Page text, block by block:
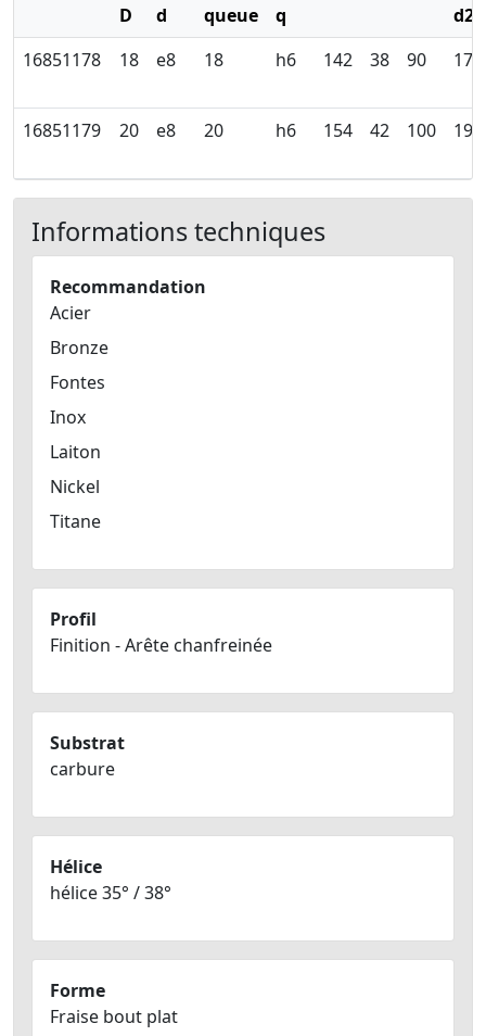
D
d
queue
q
d2
16851178
18 e8 18 h6 142 38 90 17.5
16851179 20 e8 20 h6 154 42 100 19.5
Informations techniques
Recommandation
Acier
Bronze
Fontes
Inox
Laiton
Nickel
Titane
Profil
Finition - Arête chanfreinée
Substrat
carbure
Hélice
hélice 35° / 38°
Forme
Fraise bout plat